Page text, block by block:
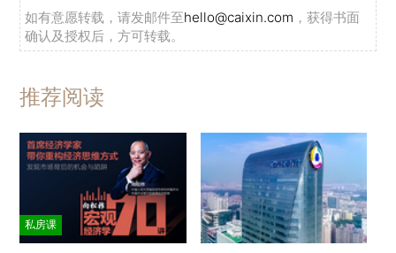
如有意愿转载，请发邮件至hello@caixin.com ，获得书面
确认及授权后，方可转载。
推荐阅读
私房课